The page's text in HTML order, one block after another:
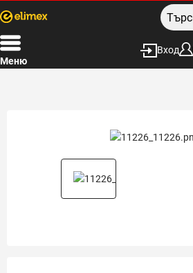
Меню
Вход